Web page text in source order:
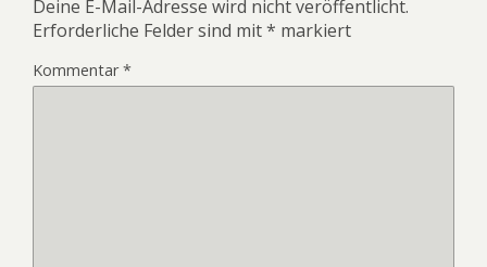
Deine E-Mail-Adresse wird nicht veröffentlicht.
Erforderliche Felder sind mit* markiert
Kommentar*